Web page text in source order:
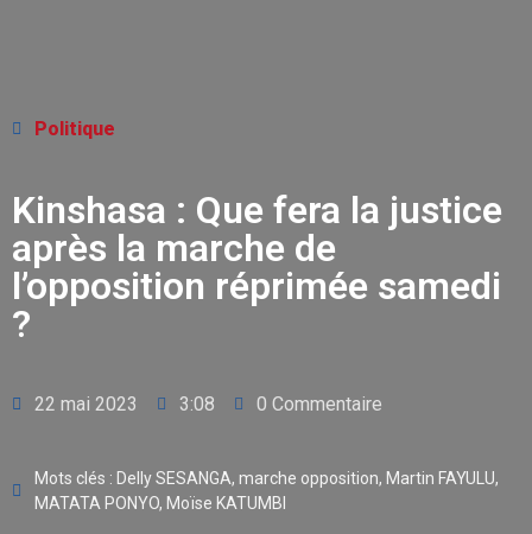
Politique
Kinshasa : Que fera la justice
après la marche de
l’opposition réprimée samedi
?
22 mai 2023 3:08 0 Commentaire
Mots clés : Delly SESANGA, marche opposition, Martin FAYULU,
MATATA PONYO, Moïse KATUMBI